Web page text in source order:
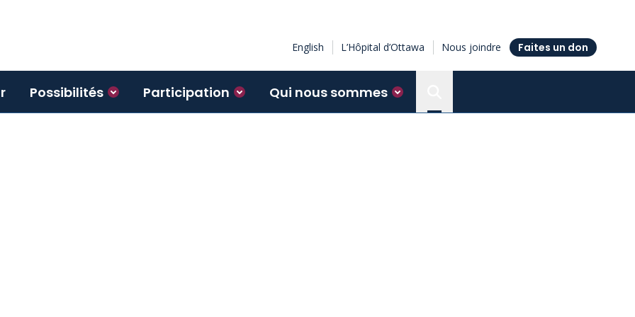
English L’Hôpital d’Ottawa Nous joindre Faites un don
Possibilités Participation Qui nous sommes